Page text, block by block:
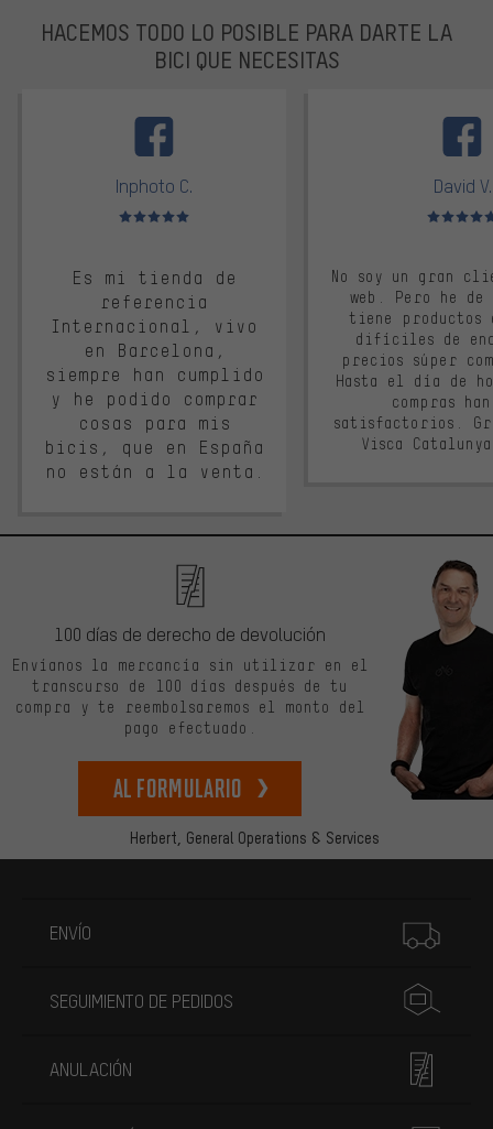
HACEMOS TODO LO POSIBLE PARA DARTE LA
BICI QUE NECESITAS
Inphoto C.
Valoración media: 5 de 5
Es mi tienda de
referencia
Internacional, vivo
en Barcelona,
siempre han cumplido
y he podido comprar
cosas para mis
bicis, que en España
no están a la venta.
David V.
Valoración
No soy un gran
web. Pero he
tiene productos
difíciles de
precios súper
Hasta el día de
compras
satisfactorios.
Visca
Herbert, General Operations & Services
100 días de derecho de devolución
Envíanos la mercancía sin utilizar en el
transcurso de 100 días después de tu
compra y te reembolsaremos el monto del
pago efectuado.
Al formulario
ENVÍO
SEGUIMIENTO DE PEDIDOS
ANULACIÓN